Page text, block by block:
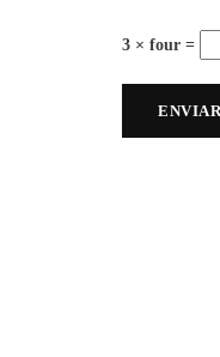
3 × four =